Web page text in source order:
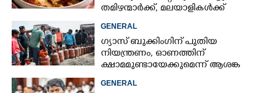
തമിഴന്മാർക്ക്, മലയാളികൾക്ക്
നഷ്ടവും കടവും മാത്രം
GENERAL
ഗ്യാസ് ബുക്കിംഗിന് പുതിയ
നിയന്ത്രണം, ഓണത്തിന്
ക്ഷാമമുണ്ടായേക്കുമെന്ന് ആശങ്ക
GENERAL